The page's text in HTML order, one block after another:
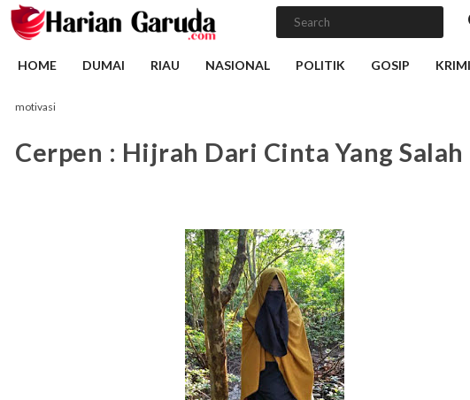
HOME DUMAI RIAU NASIONAL POLITIK GOSIP
motivasi
Cerpen : Hijrah Dari Cinta Yang Salah